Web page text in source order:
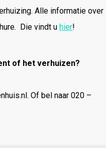
Alle informatie over
Die vindt u hier!
of het verhuizen?
Of bel naar 020 –